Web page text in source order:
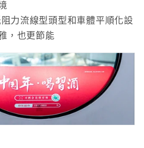
力流線型頭型和車體平順化設
，也更節能